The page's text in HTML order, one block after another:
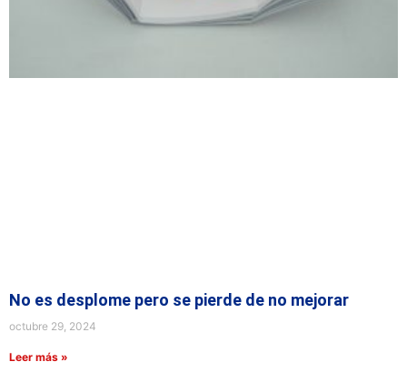
No es desplome pero se pierde de no mejorar
octubre 29, 2024
Leer más »